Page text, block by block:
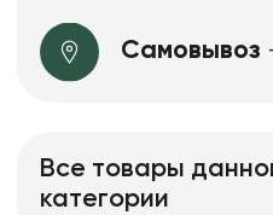
Самовывоз
Все товары
категории